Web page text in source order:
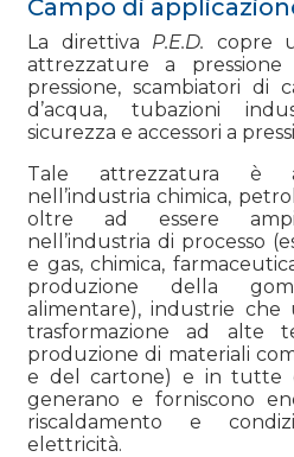
Campo di
La direttiva P.E.D. copre
attrezzature a
pressione, scambiatori di
d’acqua, tubazioni
sicurezza e accessori a
Tale attrezzatura è
nell’industria chimica,
oltre ad essere
nell’industria di processo
e gas, chimica,
produzione della
alimentare), industrie che
trasformazione ad alte
produzione di materiali
e del cartone) e in tutte
generano e forniscono
riscaldamento e
elettricità.